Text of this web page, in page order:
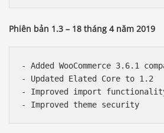
Phiên bản 1.3 – 18 tháng 4 năm 2019
- Added WooCommerce 3.6.1
- Updated Elated Core to 1.2
- Improved import